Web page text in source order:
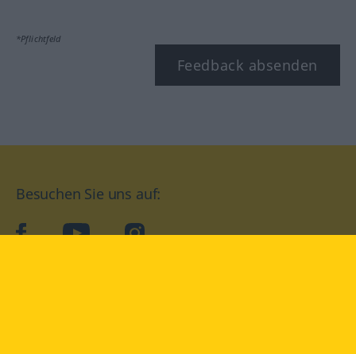
*Pflichtfeld
Feedback absenden
Besuchen Sie uns auf:
facebookYouTube Instagram